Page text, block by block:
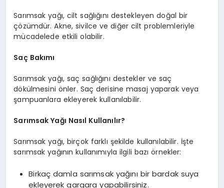
Sarımsak yağı, cilt sağlığını destekleyen doğal bir
çözümdür. Akne, sivilce ve diğer cilt problemleriyle
mücadelede etkili olabilir.
Saç Bakımı
Sarımsak yağı, saç sağlığını destekler ve saç
dökülmesini önler. Saç derisine masaj yaparak veya
şampuanlara ekleyerek kullanılabilir.
Sarımsak Yağı Nasıl Kullanılır?
Sarımsak yağı, birçok farklı şekilde kullanılabilir. İşte
sarımsak yağının kullanımıyla ilgili bazı örnekler:
Birkaç damla sarımsak yağını bir bardak suya
ekleyerek gargara yapabilirsiniz.